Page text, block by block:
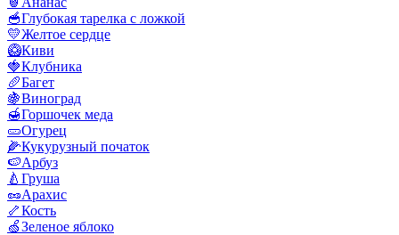
🥣Глубокая тарелка с ложкой
💛Желтое сердце
🥝Киви
🍓Клубника
🥖Багет
🍇Виноград
🍯Горшочек меда
🥒Огурец
🌽Кукурузный початок
🍉Арбуз
🍐 Груша
🥜Арахис
🦴Кость
🍏Зеленое яблоко